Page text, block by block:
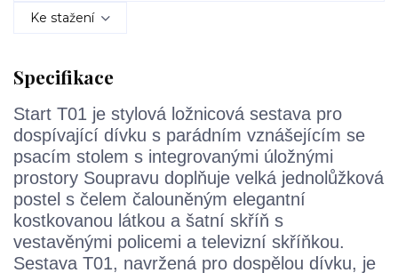
Ke stažení
Specifikace
Start T01 je stylová ložnicová sestava pro
dospívající dívku s parádním vznášejícím se
psacím stolem s integrovanými úložnými
prostory Soupravu doplňuje velká jednolůžková
postel s čelem čalouněným elegantní
kostkovanou látkou a šatní skříň s
vestavěnými policemi a televizní skříňkou.
Sestava T01, navržená pro dospělou dívku, je